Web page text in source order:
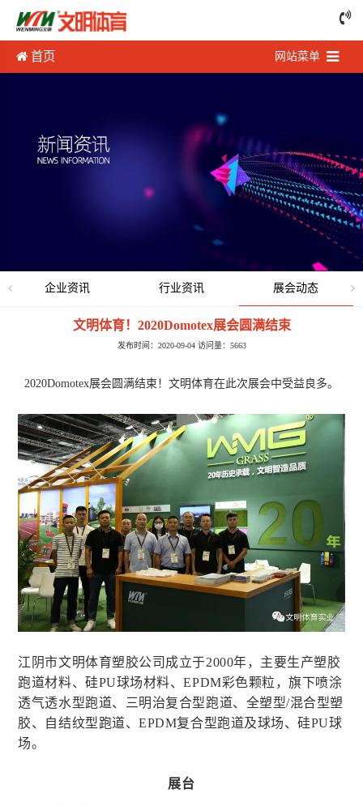
网站菜单
首页
企业资讯 行业资讯 展会动态
文明体育！2020Domotex展会圆满结束
发布时间：2020-09-04 访问量：5663
2020Domotex展会圆满结束！文明体育在此次展会中受益良多。
江阴市文明体育塑胶公司成立于2000年，主要生产塑胶
跑道材料、硅PU球场材料、EPDM彩色颗粒，旗下喷涂
透气透水型跑道、三明治复合型跑道、全塑型/混合型塑
胶、自结纹型跑道、EPDM复合型跑道及球场、硅PU球
场。
展台